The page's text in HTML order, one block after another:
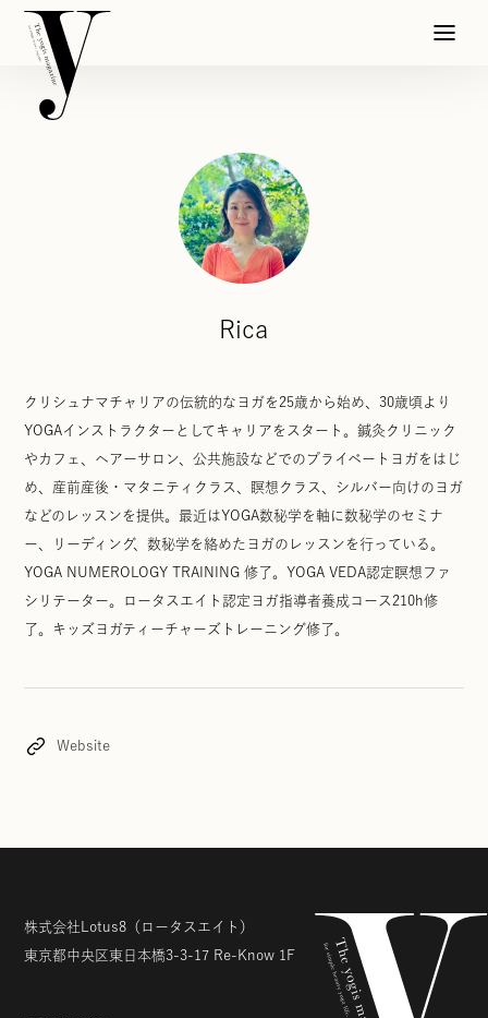
Rica
クリシュナマチャリアの伝統的なヨガを25歳から始め、30歳頃より
YOGAインストラクターとしてキャリアをスタート。鍼灸クリニック
やカフェ、ヘアーサロン、公共施設などでのプライベートヨガをはじ
め、産前産後・マタニティクラス、瞑想クラス、シルバー向けのヨガ
などのレッスンを提供。最近はYOGA数秘学を軸に数秘学のセミナ
ー、リーディング、数秘学を絡めたヨガのレッスンを行っている。
YOGA NUMEROLOGY TRAINING 修了。YOGA VEDA認定瞑想ファ
シリテーター。ロータスエイト認定ヨガ指導者養成コース210h修
了。キッズヨガティーチャーズトレーニング修了。
Website
株式会社Lotus8 （ロータスエイト）
東京都中央区東日本橋3-3-17 Re-Know 1F